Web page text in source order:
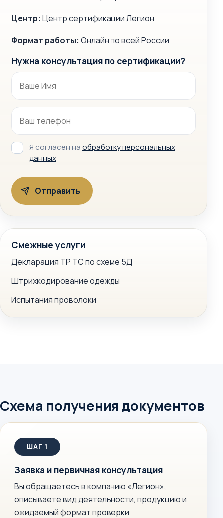
Центр: Центр сертификации Легион
Формат работы: Онлайн по всей России
Нужна консультация по сертификации?
Я согласен наобработку персональных
данных
Смежные услуги
Декларация ТР ТС по схеме 5Д
Штрихкодирование одежды
Испытания проволоки
Схема получения документов
Заявка и первичная консультация
Вы обращаетесь в компанию «Легион»,
описываете вид деятельности, продукцию и
ожидаемый формат проверки